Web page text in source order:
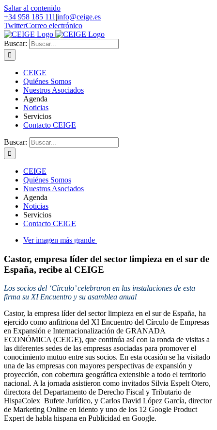
Saltar al contenido
+34 958 185 111 |info@ceige.es
TwitterCorreo electrónico
Buscar:
CEIGE
Quiénes Somos
Nuestros Asociados
Agenda
Noticias
Servicios
Contacto CEIGE
Buscar:
CEIGE
Quiénes Somos
Nuestros Asociados
Agenda
Noticias
Servicios
Contacto CEIGE
Ver imagen más grande
Castor, empresa líder del sector limpieza en el sur de
España, recibe al CEIGE
Los socios del ‘Círculo’ celebraron en las instalaciones de esta
firma su XI Encuentro y su asamblea anual
Castor, la empresa líder del sector limpieza en el sur de España, ha
ejercido como anfitriona del XI Encuentro del Círculo de Empresas
en Expansión e Internacionalización de GRANADA
ECONÓMICA (CEIGE), que continúa así con la ronda de visitas a
las diferentes sedes de las empresas asociadas para promover el
conocimiento mutuo entre sus socios. En esta ocasión se ha visitado
una de las empresas con mayores perspectivas de expansión y
proyección, con cobertura geográfica extensible a todo el territorio
nacional. A la jornada asistieron como invitados Silvia Espelt Otero,
directora del Departamento de Derecho Fiscal y Tributario de
HispaColex Bufete Jurídico, y Carlos David López García, director
de Marketing Online en Idento y uno de los 12 Google Product
Expert de habla hispana en Publicidad en Google.